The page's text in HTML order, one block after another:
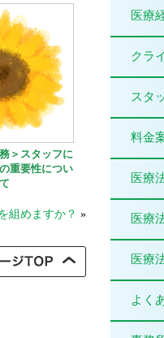
＞スタッフに
重要性につい
組めますか？ »
医療
クラ
スタ
料金
医療
医療
医療
よく